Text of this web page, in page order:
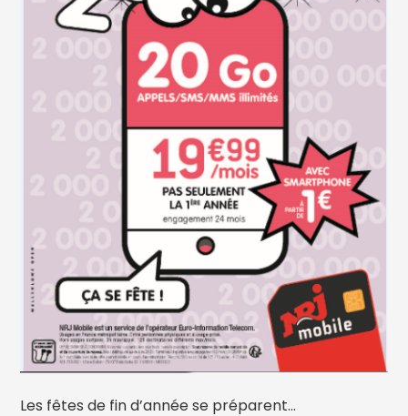
Les fêtes de fin d’année se préparent...